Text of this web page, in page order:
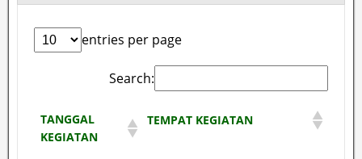
entries per page
Search:
TANGGAL
KEGIATAN
TEMPAT KEGIATAN